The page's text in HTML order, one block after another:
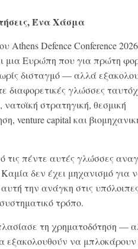
Ένα Χάσμα
Athens Defence Conference 2026
μια Ευρώπη που για πρώτη
δισταγμό — αλλά
διαφορετικές γλώσσες
νατοϊκή στρατηγική, θεσμική
venture capital και
τις πέντε αυτές γλώσσες
δεν έχει μηχανισμό για
την ανάγκη στις
τρόπο.
τη χρηματοδότηση —
εξακολουθούν να μπλοκάρουν